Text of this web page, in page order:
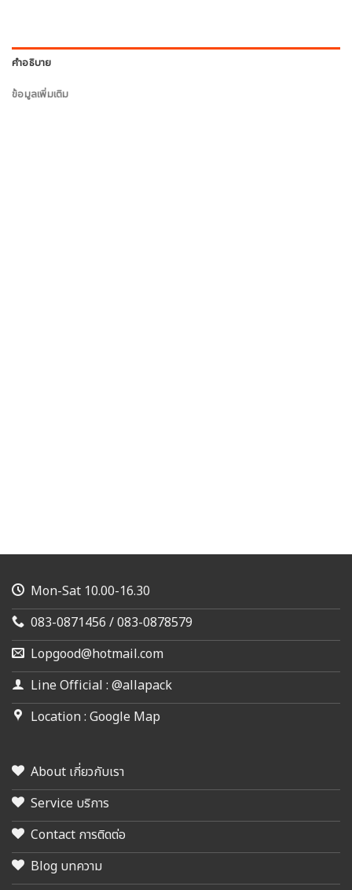
คำอธิบาย
ข้อมูลเพิ่มเติม
Mon-Sat 10.00-16.30
083-0871456 / 083-0878579
Lopgood@hotmail.com
Line Official : @allapack
Location : Google Map
About เกี่ยวกับเรา
Service บริการ
Contact การติดต่อ
Blog บทความ